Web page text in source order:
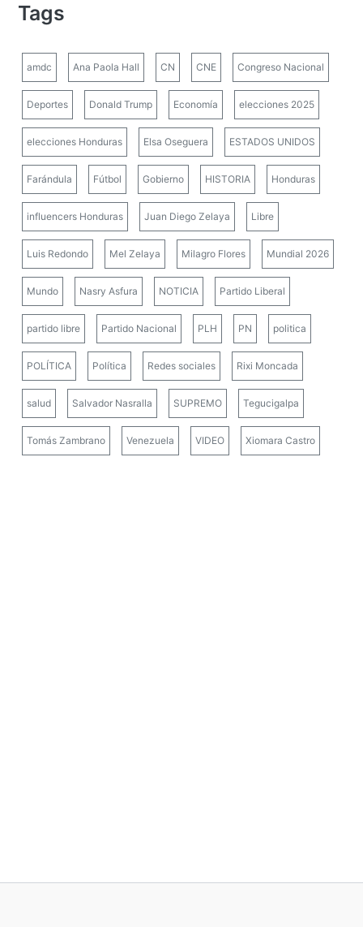
Tags
amdc Ana Paola Hall CN CNE Congreso Nacional
Deportes Donald Trump Economía elecciones 2025
elecciones Honduras Elsa Oseguera ESTADOS UNIDOS
Farándula Fútbol Gobierno HISTORIA Honduras
influencers Honduras Juan Diego Zelaya Libre
Luis Redondo Mel Zelaya Milagro Flores Mundial 2026
Mundo Nasry Asfura NOTICIA Partido Liberal
partido libre Partido Nacional PLH PN politica
POLÍTICA Política Redes sociales Rixi Moncada
salud Salvador Nasralla SUPREMO Tegucigalpa
Tomás Zambrano Venezuela VIDEO Xiomara Castro